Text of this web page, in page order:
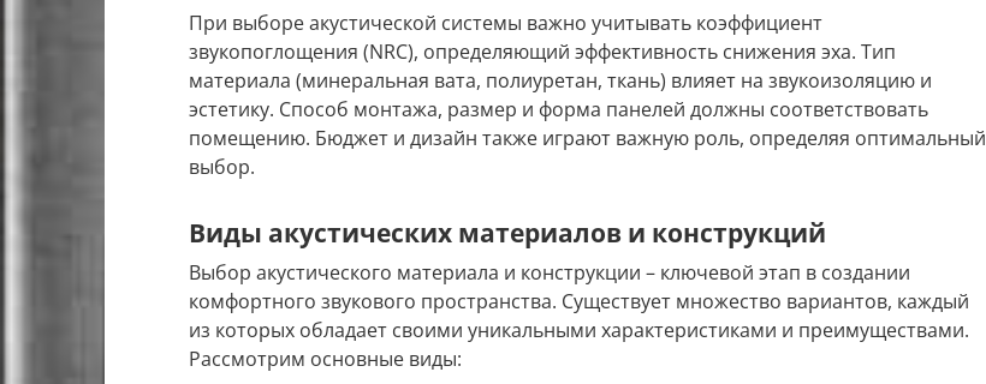
При выборе акустической системы важно учитывать коэффициент
звукопоглощения (NRC), определяющий эффективность снижения эха. Тип
материала (минеральная вата, полиуретан, ткань) влияет на звукоизоляцию и
эстетику. Способ монтажа, размер и форма панелей должны соответствовать
помещению. Бюджет и дизайн также играют важную роль, определяя оптимальный
выбор.
Виды акустических материалов и конструкций
Выбор акустического материала и конструкции – ключевой этап в создании
комфортного звукового пространства. Существует множество вариантов, каждый
из которых обладает своими уникальными характеристиками и преимуществами.
Рассмотрим основные виды: